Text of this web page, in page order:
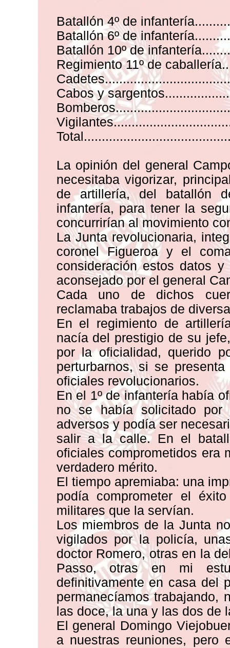
Batallón 4º de
Batallón 6º de
Batallón 10º de
Regimiento 11º de
Cabos y
La opinión del general
necesitaba vigorizar,
de artillería, del batallón
infantería, para tener la
concurrirían al movimiento
La Junta revolucionaria,
coronel Figueroa y el
consideración estos datos
aconsejado por el general
Cada uno de dichos
reclamaba trabajos de
En el regimiento de
nacía del prestigio de su
por la oficialidad, querido
perturbarnos, si se
oficiales revolucionarios.
En el 1º de infantería había
no se había solicitado
adversos y podía ser
salir a la calle. En el
oficiales comprometidos era
verdadero mérito.
El tiempo apremiaba: una
podía comprometer el
militares que la servían.
Los miembros de la Junta
vigilados por la policía,
doctor Romero, otras en la
Passo, otras en mi
definitivamente en casa del
permanecíamos trabajando,
las doce, la una y las dos de
El general Domingo
a nuestras reuniones, pero